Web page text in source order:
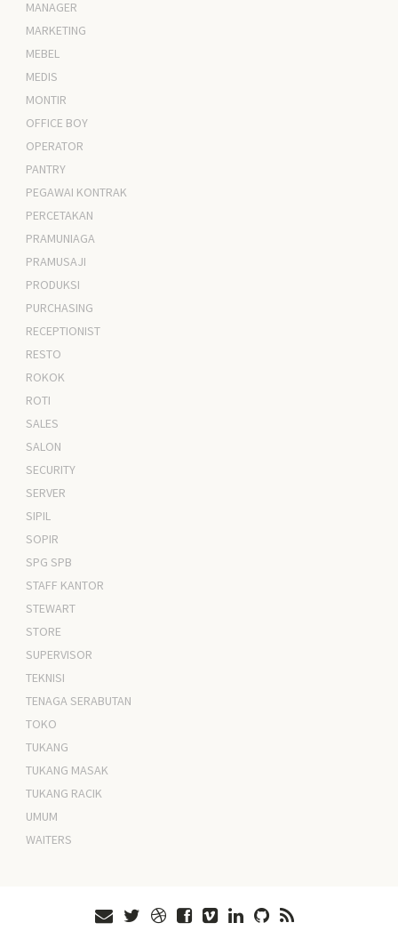
MANAGER
MARKETING
MEBEL
MEDIS
MONTIR
OFFICE BOY
OPERATOR
PANTRY
PEGAWAI KONTRAK
PERCETAKAN
PRAMUNIAGA
PRAMUSAJI
PRODUKSI
PURCHASING
RECEPTIONIST
RESTO
ROKOK
ROTI
SALES
SALON
SECURITY
SERVER
SIPIL
SOPIR
SPG SPB
STAFF KANTOR
STEWART
STORE
SUPERVISOR
TEKNISI
TENAGA SERABUTAN
TOKO
TUKANG
TUKANG MASAK
TUKANG RACIK
UMUM
WAITERS